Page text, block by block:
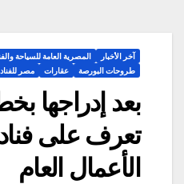
آخر الأخبار المصرية العامة للسياحة
طروحات البورصة
عقارات مصر
بعد إدراجها
تعرف على
الأعمال العام